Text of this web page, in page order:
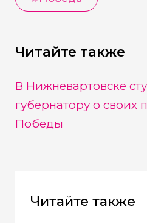
Читайте также
В Нижневартовске
губернатору о своих
Победы
Читайте также